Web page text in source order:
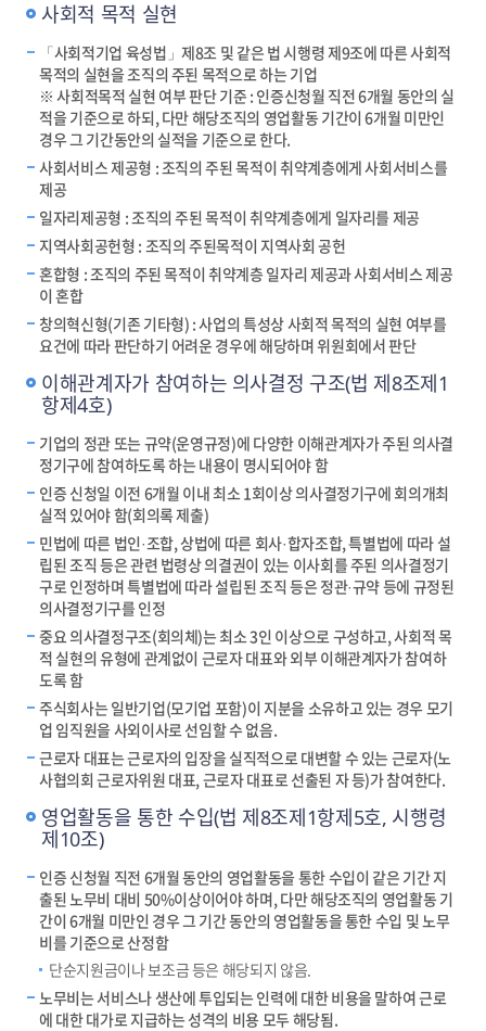
사회적 목적 실현
「사회적기업 육성법」제8조 및 같은 법 시행령 제9조에 따른 사회적
목적의 실현을 조직의 주된 목적으로 하는 기업
※ 사회적목적 실현 여부 판단 기준 : 인증신청월 직전 6개월 동안의 실
적을 기준으로 하되, 다만 해당조직의 영업활동 기간이 6개월 미만인
경우 그 기간동안의 실적을 기준으로 한다.
사회서비스 제공형 : 조직의 주된 목적이 취약계층에게 사회서비스를
제공
일자리제공형 : 조직의 주된 목적이 취약계층에게 일자리를 제공
지역사회공헌형 : 조직의 주된목적이 지역사회 공헌
혼합형 : 조직의 주된 목적이 취약계층 일자리 제공과 사회서비스 제공
이 혼합
창의혁신형(기존 기타형) : 사업의 특성상 사회적 목적의 실현 여부를
요건에 따라 판단하기 어려운 경우에 해당하며 위원회에서 판단
이해관계자가 참여하는 의사결정 구조(법 제8조제1
항제4호)
기업의 정관 또는 규약(운영규정)에 다양한 이해관계자가 주된 의사결
정기구에 참여하도록 하는 내용이 명시되어야 함
인증 신청일 이전 6개월 이내 최소 1회이상 의사결정기구에 회의개최
실적 있어야 함(회의록 제출)
민법에 따른 법인·조합, 상법에 따른 회사·합자조합, 특별법에 따라 설
립된 조직 등은 관련 법령상 의결권이 있는 이사회를 주된 의사결정기
구로 인정하며 특별법에 따라 설립된 조직 등은 정관·규약 등에 규정된
의사결정기구를 인정
중요 의사결정구조(회의체)는 최소 3인 이상으로 구성하고, 사회적 목
적 실현의 유형에 관계없이 근로자 대표와 외부 이해관계자가 참여하
도록 함
주식회사는 일반기업(모기업 포함)이 지분을 소유하고 있는 경우 모기
업 임직원을 사외이사로 선임할 수 없음.
근로자 대표는 근로자의 입장을 실직적으로 대변할 수 있는 근로자(노
사협의회 근로자위원 대표, 근로자 대표로 선출된 자 등)가 참여한다.
영업활동을 통한 수입(법 제8조제1항제5호, 시행령
제10조)
인증 신청월 직전 6개월 동안의 영업활동을 통한 수입이 같은 기간 지
출된 노무비 대비 50%이상이어야 하며, 다만 해당조직의 영업활동 기
간이 6개월 미만인 경우 그 기간 동안의 영업활동을 통한 수입 및 노무
비를 기준으로 산정함
단순지원금이나 보조금 등은 해당되지 않음.
노무비는 서비스나 생산에 투입되는 인력에 대한 비용을 말하여 근로
에 대한 대가로 지급하는 성격의 비용 모두 해당됨.